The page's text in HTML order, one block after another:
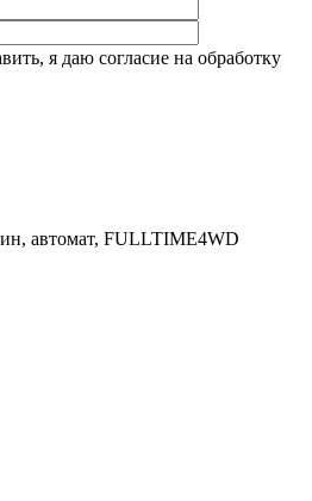
я даю согласие на обработку
автомат, FULLTIME4WD